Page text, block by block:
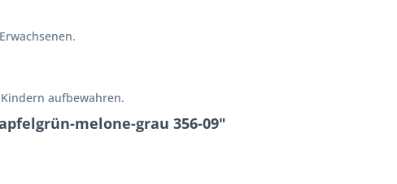
aufbewahren.
melone-grau 356-09"